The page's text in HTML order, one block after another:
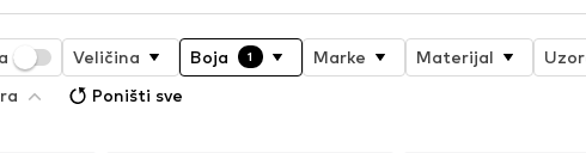
Veličina Boja 1 Marke Materijal
Poništi sve